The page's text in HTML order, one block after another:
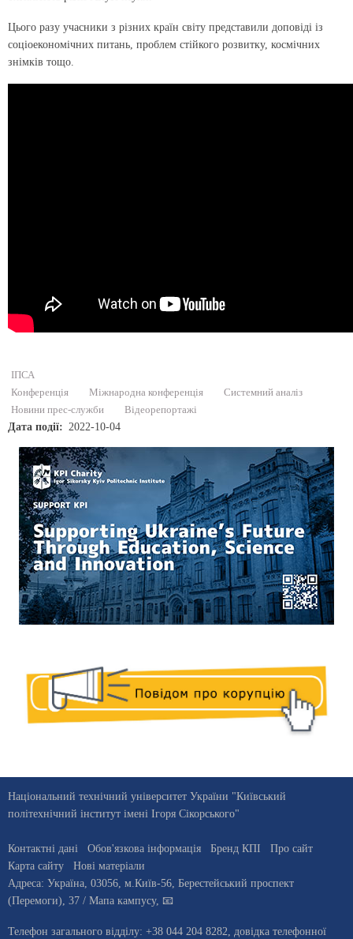
Цього разу учасники з різних країн світу представили доповіді із
соціоекономічних питань, проблем стійкого розвитку, космічних
знімків тощо.
ІПСА
Конференція
Міжнародна конференція
Системний аналіз
Новини прес-служби
Відеорепортажі
Дата події 2022-10-04
Національний технічний університет України "Київський
політехнічний інститут імені Ігоря Сікорського"
Контактні дані Обов'язкова інформація Бренд КПІ
Про сайт
Карта сайту
Нові матеріали
Адреса: Україна 03056 , м. Київ-56, Берестейський проспект
(Перемоги), 37 / Мапа кампусу, 📧
Телефон загального відділу: +38 044 204 8282 , довiдка телефонної